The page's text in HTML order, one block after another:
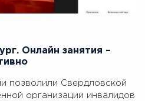
Онлайн занятия –
позволили Свердловской
организации инвалидов